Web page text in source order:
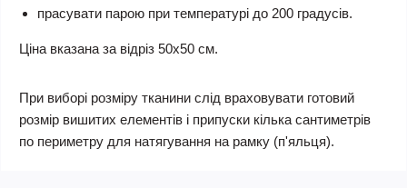
прасувати парою при температурі до 200 градусів.
Ціна вказана за відріз 50х50 см.
При виборі розміру тканини слід враховувати готовий
розмір вишитих елементів і припуски кілька сантиметрів
по периметру для натягування на рамку (п'яльця).